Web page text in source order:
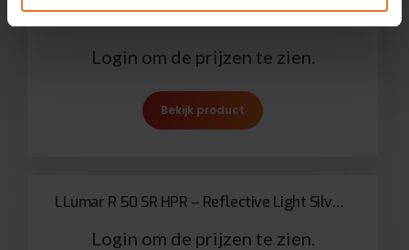
Login om de prijzen te zien.
Bekijk product
LLumar R 50 SR HPR – Reflective Light Silver 50
Login om de prijzen te zien.